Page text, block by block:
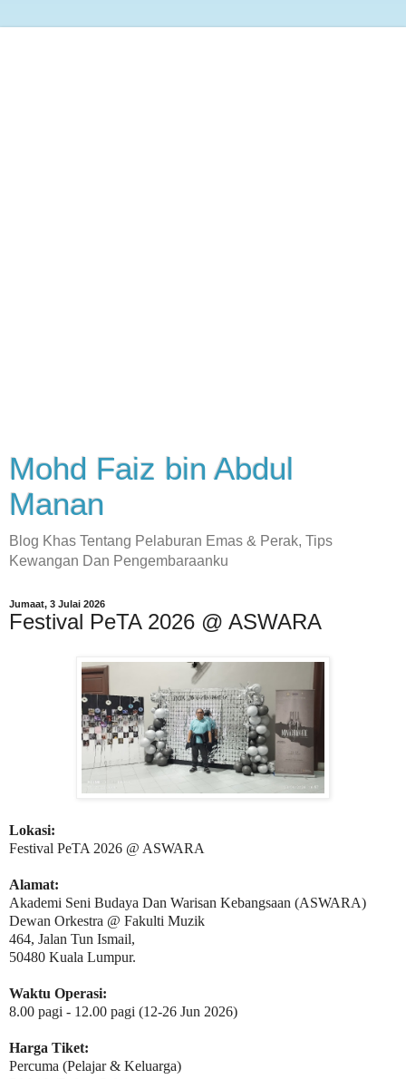
Mohd Faiz bin Abdul
Manan
Blog Khas Tentang Pelaburan Emas & Perak, Tips
Kewangan Dan Pengembaraanku
Jumaat, 3 Julai 2026
Festival PeTA 2026 @ ASWARA
Lokasi:
Festival PeTA 2026 @ ASWARA
Alamat:
Akademi Seni Budaya Dan Warisan Kebangsaan (ASWARA)
Dewan Orkestra @ Fakulti Muzik
464, Jalan Tun Ismail,
50480 Kuala Lumpur.
Waktu Operasi:
8.00 pagi - 12.00 pagi (12-26 Jun 2026)
Harga Tiket:
Percuma (Pelajar & Keluarga)